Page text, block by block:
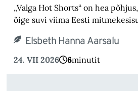
„Valga Hot Shorts“ on hea
õige suvi viima Eesti
Elsbeth Hanna Aarsalu
24. VII 2026 6minutit